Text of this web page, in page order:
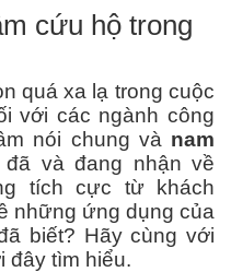
cứu hộ trong
quá xa lạ trong cuộc
với các ngành công
nói chung và nam
đã và đang nhận về
tích cực từ khách
những ứng dụng của
biết? Hãy cùng với
đây tìm hiểu.